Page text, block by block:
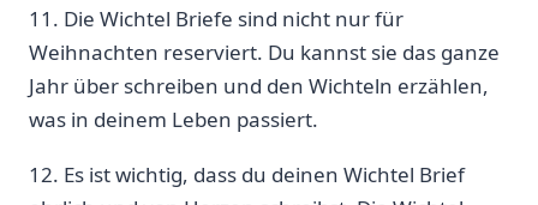
11. Die Wichtel Briefe sind nicht nur für
Weihnachten reserviert. Du kannst sie das ganze
Jahr über schreiben und den Wichteln erzählen,
was in deinem Leben passiert.
12. Es ist wichtig, dass du deinen Wichtel Brief